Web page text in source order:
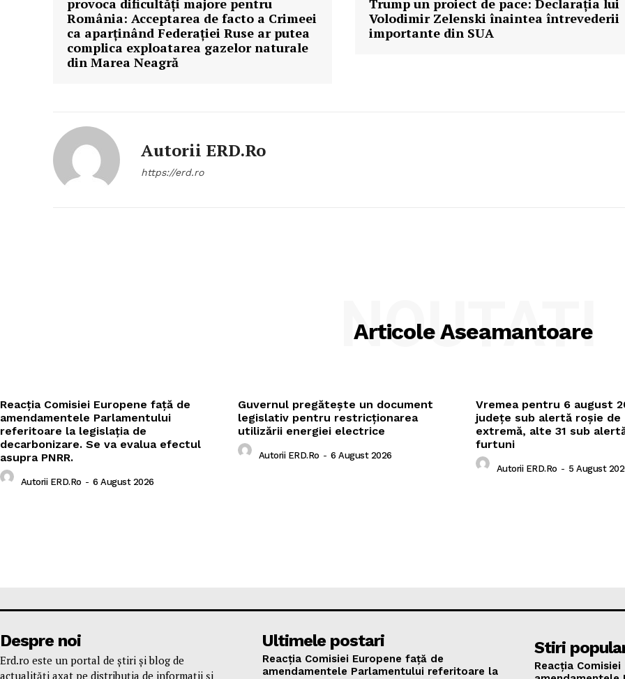
provoca dificultăți majore pentru
România: Acceptarea de facto a Crimeei
ca aparținând Federației Ruse ar putea
complica exploatarea gazelor naturale
din Marea Neagră
Trump un proiect de pace: Declarația lui
Volodimir Zelenski înaintea întrevederii
importante din SUA
Autorii ERD.ro
https://erd.ro
Articole Aseamantoare
NOUTATI
Reacția Comisiei Europene față de
amendamentele Parlamentului
referitoare la legislația de
decarbonizare. Se va evalua efectul
asupra PNRR.
Autorii ERD.ro - 6 August 2026
Guvernul pregătește un document
legislativ pentru restricționarea
utilizării energiei electrice
Autorii ERD.ro - 6 August 2026
Vremea pentru 6 august
județe sub alertă roșie de
extremă, alte 31 sub
furtuni
Autorii ERD.ro - 5 August
Despre noi
Erd.ro este un portal de știri și blog de
actualități axat pe distribuția de informații și
Ultimele postari
Reacția Comisiei Europene față de
amendamentele Parlamentului referitoare la
Stiri
Reacția